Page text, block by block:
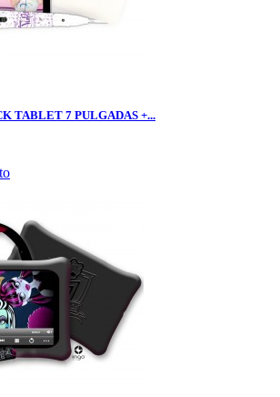
TABLET 7 PULGADAS +...